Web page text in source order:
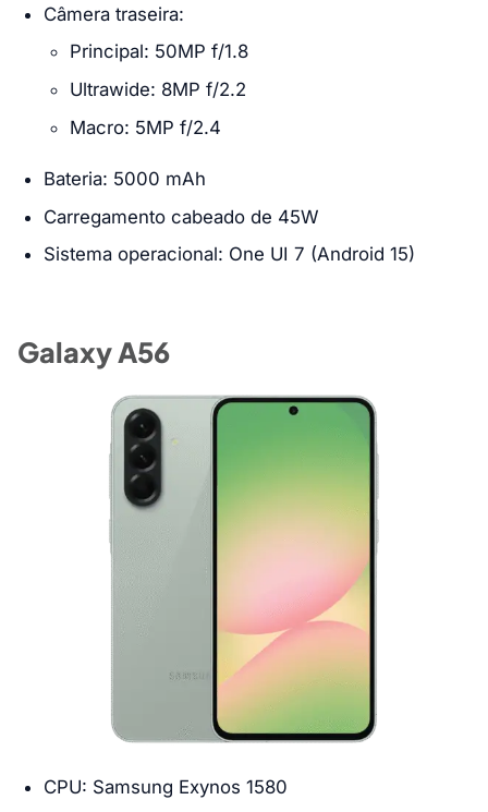
Câmera traseira:
Principal: 50MP f/1.8
Ultrawide: 8MP f/2.2
Macro: 5MP f/2.4
Bateria: 5000 mAh
Carregamento cabeado de 45W
Sistema operacional: One UI 7 (Android 15)
Galaxy A56
CPU: Samsung Exynos 1580